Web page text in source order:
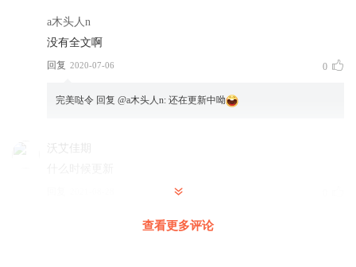
a木头人n
没有全文啊
回复 2020-07-06 0
完美哒令 回复 @a木头人n: 还在更新中呦
沃艾佳期
沃艾佳期: 已经在更新第三季了，你那是第一季
查看更多评论